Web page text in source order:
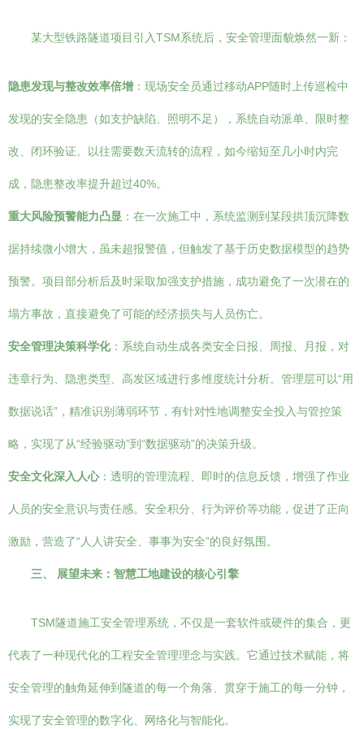
某大型铁路隧道项目引入TSM系统后，安全管理面貌焕然一新：
隐患发现与整改效率倍增 ：现场安全员通过移动APP随时上传巡检中
发现的安全隐患（如支护缺陷、照明不足），系统自动派单、限时整
改、闭环验证。以往需要数天流转的流程，如今缩短至几小时内完
成，隐患整改率提升超过40%。
重大风险预警能力凸显 ：在一次施工中，系统监测到某段拱顶沉降数
据持续微小增大，虽未超报警值，但触发了基于历史数据模型的趋势
预警。项目部分析后及时采取加强支护措施，成功避免了一次潜在的
塌方事故，直接避免了可能的经济损失与人员伤亡。
安全管理决策科学化：系统自动生成各类安全日报、周报、月报，对
违章行为、隐患类型、高发区域进行多维度统计分析。管理层可以“用
数据说话”，精准识别薄弱环节，有针对性地调整安全投入与管控策
略，实现了从“经验驱动”到“数据驱动”的决策升级。
安全文化深入人心：透明的管理流程、即时的信息反馈，增强了作业
人员的安全意识与责任感。安全积分、行为评价等功能，促进了正向
激励，营造了“人人讲安全、事事为安全”的良好氛围。
三、 展望未来：智慧工地建设的核心引擎
TSM隧道施工安全管理系统，不仅是一套软件或硬件的集合，更
代表了一种现代化的工程安全管理理念与实践。它通过技术赋能，将
安全管理的触角延伸到隧道的每一个角落、贯穿于施工的每一分钟，
实现了安全管理的数字化、网络化与智能化。